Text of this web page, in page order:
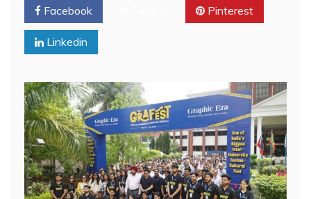
Facebook Pinterest
Linkedin